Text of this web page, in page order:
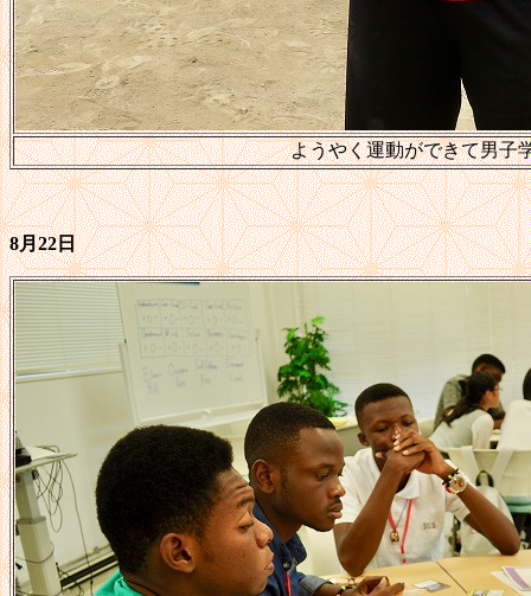
ようやく運動ができて男子
8月22日